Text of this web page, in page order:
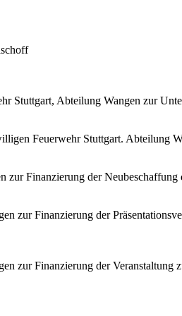
Stuttgart, Abteilung Wangen zur
Feuerwehr Stuttgart. Abteilung
Finanzierung der Neubeschaffung
zur Finanzierung der
zur Finanzierung der Veranstaltung